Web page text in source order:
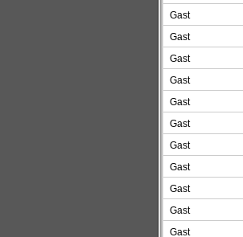
Gast
Gast
Gast
Gast
Gast
Gast
Gast
Gast
Gast
Gast
Gast